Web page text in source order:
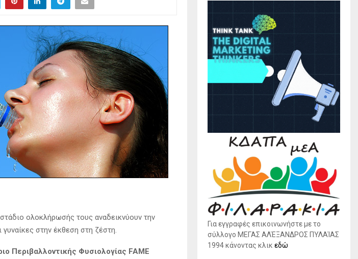
ολοκλήρωσής τους αναδεικνύουν την
στην έκθεση στη ζέστη.
Περιβαλλοντικής Φυσιολογίας FAME
Για εγγραφές επικοινωνήστε με το
σύλλογο ΜΕΓΑΣ ΑΛΈΞΑΝΔΡΟΣ ΠΥΛΑΊΑΣ
1994 κάνοντας κλικ εδώ